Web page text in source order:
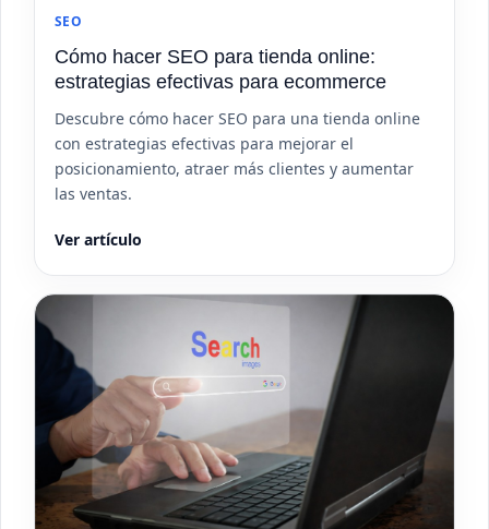
SEO
Cómo hacer SEO para tienda online:
estrategias efectivas para ecommerce
Descubre cómo hacer SEO para una tienda online
con estrategias efectivas para mejorar el
posicionamiento, atraer más clientes y aumentar
las ventas.
Ver artículo